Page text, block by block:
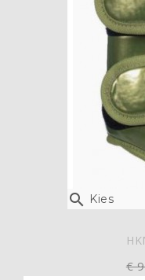
 Kies
€